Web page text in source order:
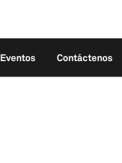
Eventos Contáctenos